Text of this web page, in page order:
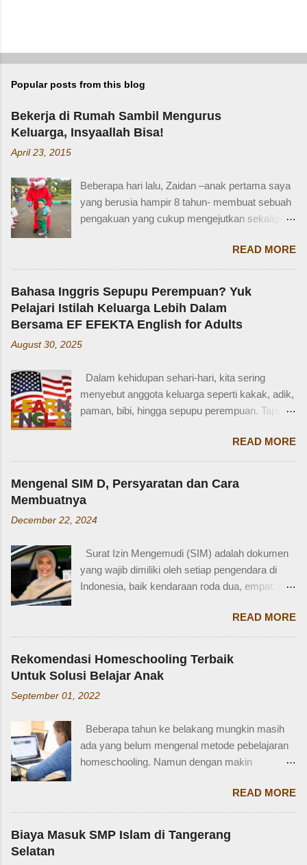
Popular posts from this blog
Bekerja di Rumah Sambil Mengurus
Keluarga, Insyaallah Bisa!
April 23, 2015
Beberapa hari lalu, Zaidan –anak pertama saya
yang berusia hampir 8 tahun- membuat sebuah
pengakuan yang cukup mengejutkan sekaligus
Zaidan: “Mi, waktu kakak kecil, kakak pernah
ditinggal beli sayur sama mba. Waktu itu
kakaknya lagi tidur. Terus kakak nangis. Sama
tetangga, kakak diajak main dan dipinjami
mainan.” Saya langsung memberondong Zaidan
dengan berbagai pertanyaan. Mbak yang
mana? Tetangga yang mana? Kejadiannya
tidak ingat detailnya. Ayau, mungkin juga dia
terkejut juga dengan reaksi saya. Bagaimana
tidak terkejut. Saya taksir usia Zaidan sekitar
Zaidan duduk di bangku TK, saya sudah tidak
bekerja di luar rumah. Meniggalkan anak usia
segitu, sendiri di rumah, tentu saja saya terkejut.
Memang beli sayur tak lama, 5 atau 10 menit
mungkin selesai kalau tidak antri. Tapi,
orang yang punya kese...
READ MORE
Bahasa Inggris Sepupu Perempuan? Yuk
Pelajari Istilah Keluarga Lebih Dalam
Bersama EF EFEKTA English for Adults
August 30, 2025
Dalam kehidupan sehari-hari, kita sering
menyebut anggota keluarga seperti kakak, adik,
paman, bibi, hingga sepupu perempuan. Tapi
bahasa Inggris? Salah satu contoh yang
menarik adalah bahasa Inggris sepupu
perempuan . Banyak orang mungkin tahu kata
"cousin", tapi tahukah kamu bahwa sepupu
female cousin? Memahami kosakata keluarga
percakapan santai, tetapi juga saat menulis,
traveling, bahkan dalam lingkungan kerja
internasional. Mengenal istilah keluarga akan
memperkenalkan diri atau menceritakan silsilah
keluarga. Contohnya, dalam bahasa Inggris:
Ayah = Father Ibu = Mother Kakak laki-laki =
Older brother Adik perempuan = Younger sister
Paman = Uncle Bibi = Aunt Sepupu perempuan
Seringkali, kita hanya menggunakan "cousin"
tanpa membed...
READ MORE
Mengenal SIM D, Persyaratan dan Cara
Membuatnya
December 22, 2024
Surat Izin Mengemudi (SIM) adalah dokumen
yang wajib dimiliki oleh setiap pengendara di
Indonesia, baik kendaraan roda dua, empat, dan
salah satunya adalah SIM D. Karena tidak
terlalu populer, banyak yang bertanya SIM D
untuk pengendara apa ya? Mengenal SIM D,
Persayaratan dan Cara Membuatnya
Berdasarkan webstite resmi humas.polri.go.id,
SIM D khusus dibuat untuk pengendara dengan
Disabiltas juga adalah manusia biasa yang
berhak berkendara untuk melakukan
aktifitasnya seperti mencari nafkah, menuntut
memfasilitasi dengan SIM khusus sesuai
dengan yang dibutuhkan. SIM D yang berlaku di
Indonesia dibagi menjadi dua macam yaitu SIM
READ MORE
Rekomendasi Homeschooling Terbaik
Untuk Solusi Belajar Anak
September 01, 2022
Beberapa tahun ke belakang mungkin masih
ada yang belum mengenal metode pebelajaran
homeschooling. Namun dengan makin
ini, homeschooling jadi makin dikenal dan
bahkan diminati. Homeschooling merupakan
salah satu metode belajar yang sudah mulai tak
asing sekarang dan menjadi pilihan sebagian
READ MORE
Biaya Masuk SMP Islam di Tangerang
Selatan